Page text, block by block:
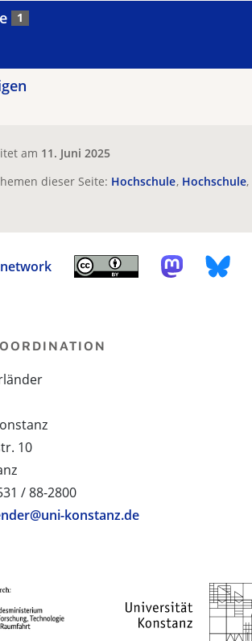
1
am 11. Juni 2025
dieser Seite: Hochschule Hochschule
10
/ 88-2800
konstanz.de